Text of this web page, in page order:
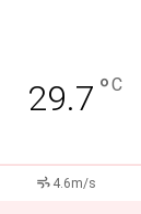
29.7 °C
4.6m/s